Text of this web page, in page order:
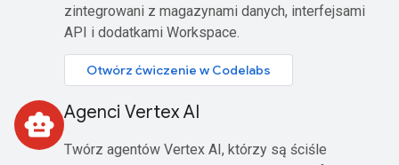
zintegrowani z magazynami danych, interfejsami
API i dodatkami Workspace.
Otwórz ćwiczenie w Codelabs
smart_toy Agenci Vertex AI
Twórz agentów Vertex AI, którzy są ściśle